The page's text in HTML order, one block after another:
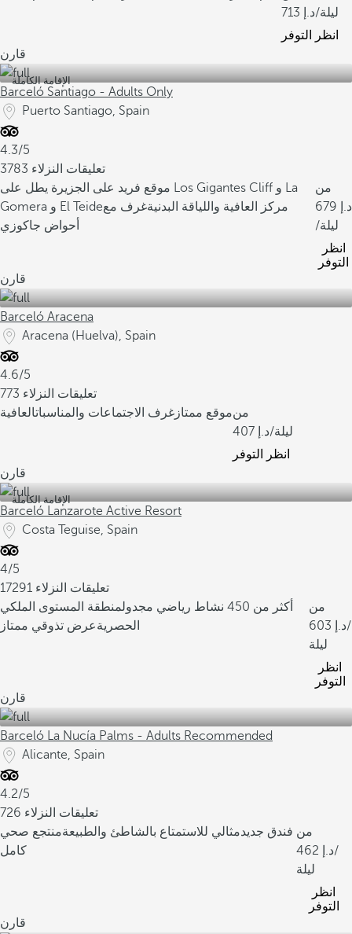
713
/ليلة
انظر التوفر
قارن
الإقامة الكاملة
Barceló Santiago - Adults Only
Puerto Santiago, Spain
4.3/5
3783 تعليقات النزلاء
موقع فريد على الجزيرة يطل على Los Gigantes Cliff و La
Gomera و El Teide
مركز العافية واللياقة البدنيةغرف مع
أحواض جاكوزي
من
679
/ليلة
انظر
التوفر
قارن
Barceló Aracena
Aracena (Huelva), Spain
4.6/5
773 تعليقات النزلاء
موقع ممتاز غرف الاجتماعات والمناسباتالعافية
من
407
/ليلة
انظر التوفر
قارن
الإقامة الكاملة
Barceló Lanzarote Active Resort
Costa Teguise, Spain
4/5
17291 تعليقات النزلاء
أكثر من 450 نشاط رياضي مجدول
منطقة المستوى الملكي
الحصريةعرض تذوقي ممتاز
من
603
/
ليلة
انظر
التوفر
قارن
Barceló La Nucía Palms - Adults Recommended
Alicante, Spain
4.2/5
726 تعليقات النزلاء
فندق جديدمثالي للاستمتاع بالشاطئ والطبيعةمنتجع صحي
كامل
من
462
/
ليلة
انظر
التوفر
قارن